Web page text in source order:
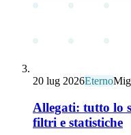
20 lug 2026Eterno
Allegati: tutto lo
filtri e statistiche